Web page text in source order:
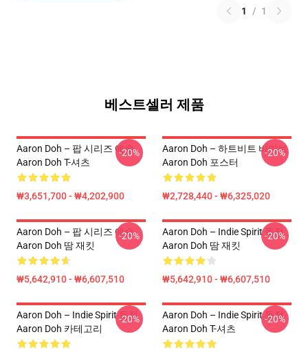
1 / 1
베스트셀러 제품
Aaron Doh – 팝 시리즈 예술
Aaron Doh T-셔츠
₩3,651,700 - ₩4,202,900
-20%
Aaron Doh – 하트비트 바이브
Aaron Doh 포스터
₩2,728,440 - ₩6,325,020
-20%
Aaron Doh – 팝 시리즈 예술
Aaron Doh 땀 재킷
₩5,642,910 - ₩6,607,510
-20%
Aaron Doh – Indie Spirit 독점
Aaron Doh 땀 재킷
₩5,642,910 - ₩6,607,510
-20%
Aaron Doh – Indie Spirit 독점
Aaron Doh 카테고리
-20%
Aaron Doh – Indie Spirit 독점
Aaron Doh T-셔츠
-20%